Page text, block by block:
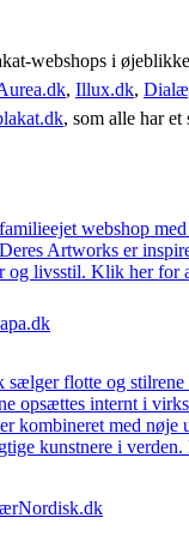
webshops i
, Illux.dk,
, som alle har
webshop
Artworks er
og livsstil. Klik her for
flotte og stilrene
opsættes internt i
kombineret med nøje
kunstnere i